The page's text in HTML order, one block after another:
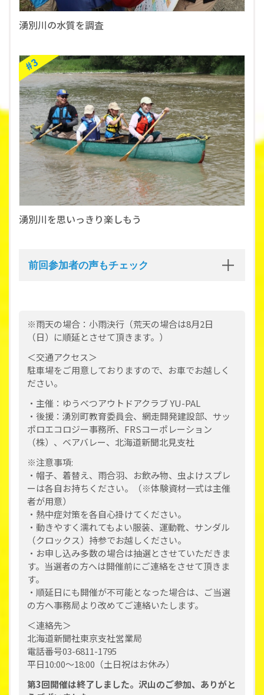
湧別川の水質を調査
湧別川を思いっきり楽しもう
前回参加者の声もチェック
※雨天の場合：小雨決行（荒天の場合は8月2日
（日）に順延とさせて頂きます。）
＜交通アクセス＞
駐車場をご用意しておりますので、お車でお越しく
ださい。
・主催：ゆうべつアウトドアクラブ YU-PAL
・後援：湧別町教育委員会、網走開発建設部、サッ
ポロエコロジー事務所、FRSコーポレーション
（株）、ベアバレー、北海道新聞北見支社
※注意事項:
・帽子、着替え、雨合羽、お飲み物、虫よけスプレ
ーは各自お持ちください。（※体験資材一式は主催
者が用意）
・熱中症対策を各自心掛けてください。
・動きやすく濡れてもよい服装、運動靴、サンダル
（クロックス）持参でお越しください。
・お申し込み多数の場合は抽選とさせていただきま
す。当選者の方へは開催前にご連絡をさせて頂きま
す。
・順延日にも開催が不可能となった場合は、ご当選
の方へ事務局より改めてご連絡いたします。
＜連絡先＞
北海道新聞社東京支社営業局
電話番号03-6811-1795
平日10:00～18:00（土日祝はお休み）
第3回開催は終了しました。沢山のご参加、ありがと